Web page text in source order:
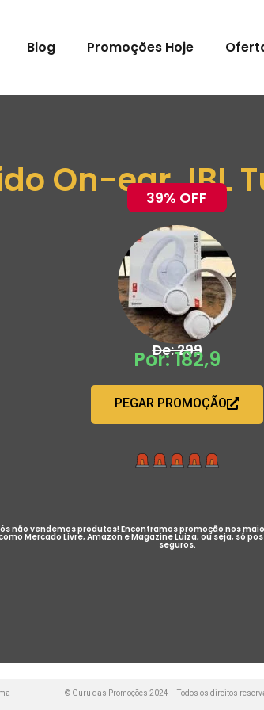
Blog Promoções Hoje
On-ear JBL
39% OFF
De: 299
Por: 182,9
PEGAR PROMOÇÃO
não vendemos produtos! Encontramos promoção nos
Mercado Livre, Amazon e Magazine Luiza, ou seja, só
seguros.
© Guru das Promoções 2024 – Todos os direitos